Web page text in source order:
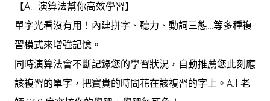
【A.I 演算法幫你高效學習】
單字光看沒有用！內建拼字、聽力、動詞三態…等多種複
習模式來增強記憶。
同時演算法會不斷記錄您的學習狀況，自動推薦您此刻應
該複習的單字，把寶貴的時間花在該複習的字上。A.I 老